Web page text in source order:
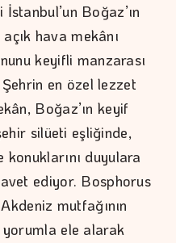
Boğaz’ın
hava mekânı
keyifli manzarası
en özel lezzet
Boğaz’ın keyif
silüeti eşliğinde,
duyulara
ediyor. Bosphorus
mutfağının
ele alarak